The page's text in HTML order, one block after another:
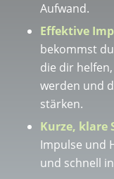
Aufwand.
Effektive
bekommst
die dir
werden und
stärken.
Kurze, klare
Impulse und
und schnell